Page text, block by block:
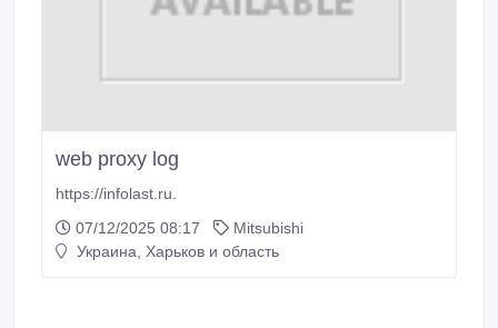
web proxy log
https://infolast.ru.
07/12/2025 08:17
Mitsubishi
Украина, Харьков и область